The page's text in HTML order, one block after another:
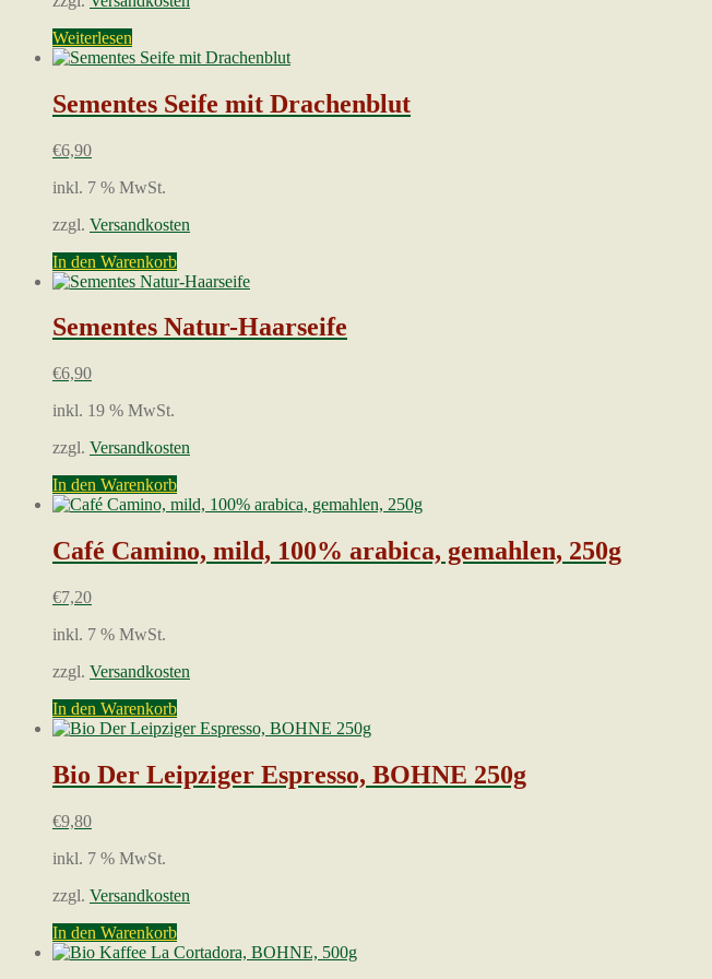
Weiterlesen
Sementes Seife mit Drachenblut
€6,90
inkl. 7 % MwSt.
zzgl. Versandkosten
In den Warenkorb
Sementes Natur-Haarseife
€6,90
inkl. 19 % MwSt.
zzgl. Versandkosten
In den Warenkorb
Café Camino, mild, 100% arabica, gemahlen, 250g
€7,20
inkl. 7 % MwSt.
zzgl. Versandkosten
In den Warenkorb
Bio Der Leipziger Espresso, BOHNE 250g
€9,80
inkl. 7 % MwSt.
zzgl. Versandkosten
In den Warenkorb